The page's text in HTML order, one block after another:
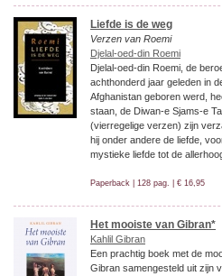
Liefde is de weg
Verzen van Roemi
Djelal-oed-din Roemi
Djelal-oed-din Roemi, de
achthonderd jaar geleden in
Afghanistan geboren werd,
staan, de Diwan-e Sjams-e
(vierregelige verzen) zijn
hij onder andere de liefde,
mystieke liefde tot de
Paperback | 128 pag. | € 16,95
Het mooiste van Gibran*
Kahlil Gibran
Een prachtig boek met de
Gibran samengesteld uit zijn